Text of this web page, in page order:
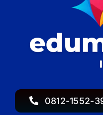
0812-1552-